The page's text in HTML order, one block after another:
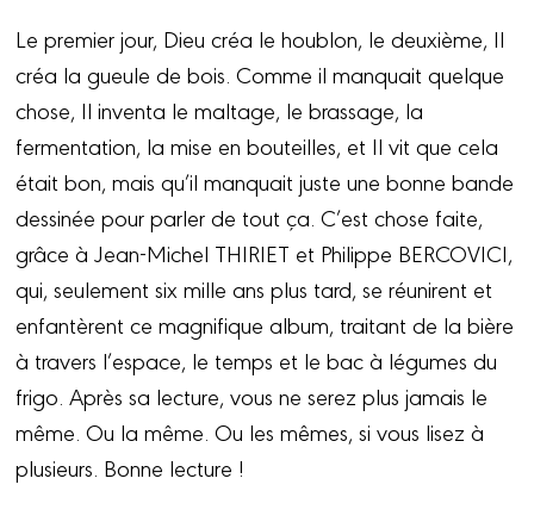
Le premier jour, Dieu créa le houblon, le deuxième, Il
créa la gueule de bois. Comme il manquait quelque
chose, Il inventa le maltage, le brassage, la
fermentation, la mise en bouteilles, et Il vit que cela
était bon, mais qu’il manquait juste une bonne bande
dessinée pour parler de tout ça. C’est chose faite,
grâce à Jean-Michel THIRIET et Philippe BERCOVICI,
qui, seulement six mille ans plus tard, se réunirent et
enfantèrent ce magnifique album, traitant de la bière
à travers l’espace, le temps et le bac à légumes du
frigo. Après sa lecture, vous ne serez plus jamais le
même. Ou la même. Ou les mêmes, si vous lisez à
plusieurs. Bonne lecture !